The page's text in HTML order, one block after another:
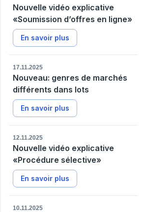
Nouvelle vidéo explicative
«Soumission d’offres en ligne»
En savoir plus
17.11.2025
Nouveau: genres de marchés
différents dans lots
En savoir plus
12.11.2025
Nouvelle vidéo explicative
«Procédure sélective»
En savoir plus
10.11.2025